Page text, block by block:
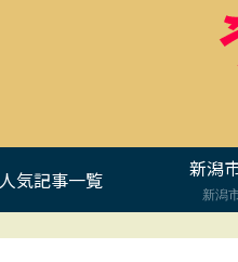
人気記事一覧 新潟
新潟